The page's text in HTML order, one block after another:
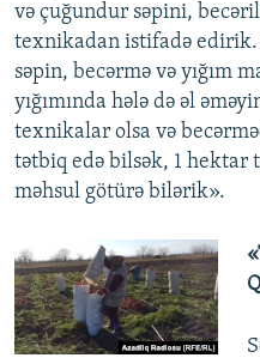
və çuğundur səpini,
texnikadan istifadə
səpin, becərmə və yığım
yığımında hələ də əl
texnikalar olsa və
tətbiq edə bilsək, 1 hektar
məhsul götürə bilərik».